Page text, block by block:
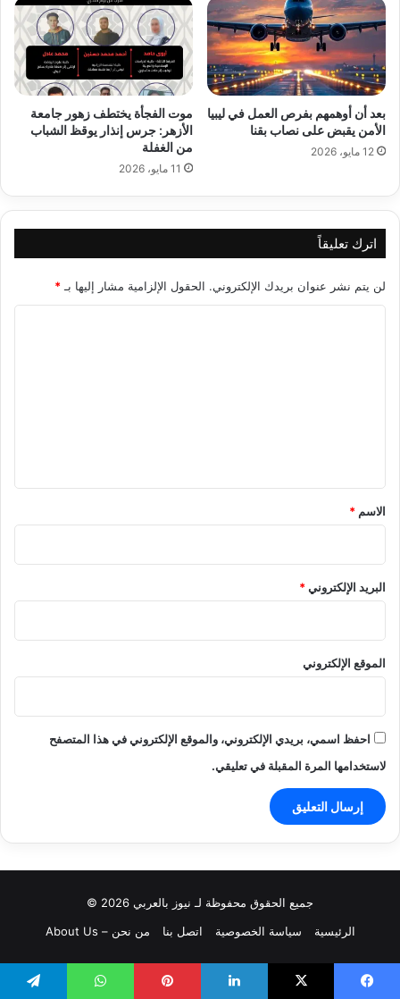
بعد أن أوهمهم بفرص العمل في ليبيا
الأمن يقبض على نصاب بقنا
12 مايو، 2026
موت الفجأة يختطف زهور جامعة
الأزهر: جرس إنذار يوقظ الشباب
من الغفلة
11 مايو، 2026
اترك تعليقاً
لن يتم نشر عنوان بريدك الإلكتروني. الحقول الإلزامية مشار إليها بـ*
*
الاسم *
البريد الإلكتروني*
الموقع الإلكتروني
احفظ اسمي، بريدي الإلكتروني، والموقع الإلكتروني في هذا المتصفح
لاستخدامها المرة المقبلة في تعليقي.
جميع الحقوق محفوظة لـ نيوز بالعربي 2026 ©
الرئيسية
سياسة الخصوصية اتصل بنا من نحن – About Us